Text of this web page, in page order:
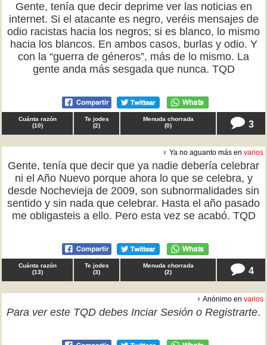
Gente, tenía que decir deprime ver las noticias en
internet. Si el atacante es negro, veréis mensajes de
odio racistas hacia los negros; si es blanco, lo mismo
hacia los blancos. En ambos casos, burlas y odio. Y
con la “guerra de géneros”, más de lo mismo. La
gente anda más sesgada que nunca. TQD
Cuánta razón
(10)
Te jodes
(2)
Menuda chorrada
(0) 3
♀ Ya no aguanto más en varios
Gente, tenía que decir que ya nadie debería celebrar
ni el Año Nuevo porque ahora lo que se celebra, y
desde Nochevieja de 2009, son subnormalidades sin
sentido y sin nada que celebrar. Hasta el año pasado
me obligasteis a ello. Pero esta vez se acabó. TQD
Cuánta razón
(13)
Te jodes
(3)
Menuda chorrada
(2) 4
♀ Anónimo en varios
Para ver este TQD debes Inciar Sesión o Registrarte.